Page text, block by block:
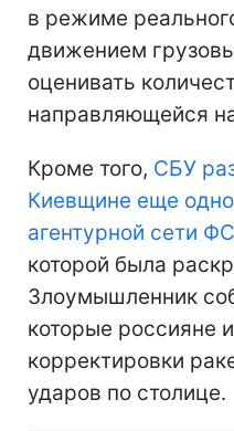
в режиме
движением
оценивать
направляющейся
Кроме того, СБУ
Киевщине еще
агентурной сети
которой была
Злоумышленник
которые россияне
корректировки
ударов по столице.